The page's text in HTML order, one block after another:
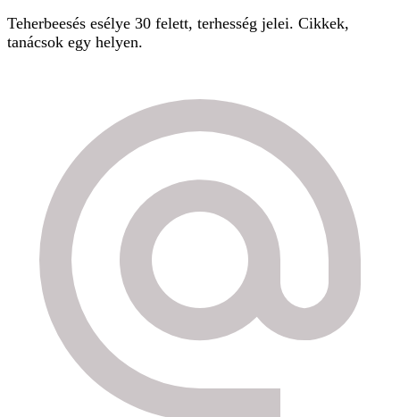
Teherbeesés esélye 30 felett, terhesség jelei. Cikkek,
tanácsok egy helyen.